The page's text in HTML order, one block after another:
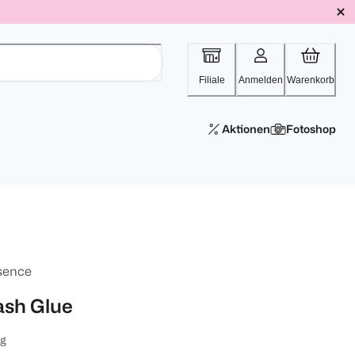
Filiale Anmelden Warenkorb
Aktionen Fotoshop
Glue